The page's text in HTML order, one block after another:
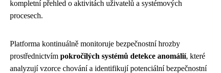
kompletní přehled o aktivitách uživatelů a systémových
procesech.
Platforma kontinuálně monitoruje bezpečnostní hrozby
prostřednictvím pokročilých systémů detekce anomálií, které
analyzují vzorce chování a identifikují potenciální bezpečnostní